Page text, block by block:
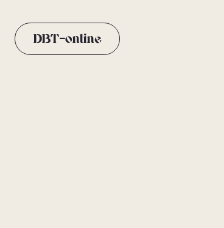
DBT-online